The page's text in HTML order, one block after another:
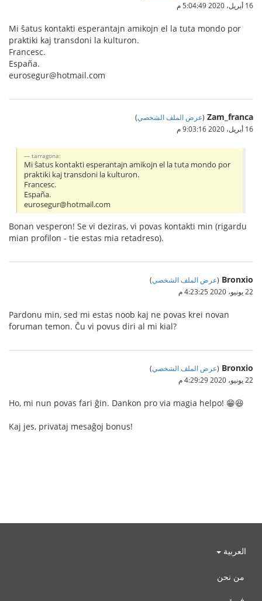
16 أبريل، 2020 5:04:49 م
Mi ŝatus kontakti esperantajn amikojn el la tuta mondo por
praktiki kaj transdoni la kulturon.
Francesc.
España.
eurosegur@hotmail.com
Zam_franca
(عرض الملف الشخصي)
16 أبريل، 2020 9:03:16 م
tarragona:
Mi ŝatus kontakti esperantajn amikojn el la tuta mondo por
praktiki kaj transdoni la kulturon.
Francesc.
España.
eurosegur@hotmail.com
Bonan vesperon! Se vi deziras, vi povas kontakti min (rigardu
mian profilon - tie estas mia retadreso).
Bronxio
(عرض الملف الشخصي)
22 يونيو، 2020 4:23:25 م
Pardonu min, sed mi estas noob kaj ne povas krei novan
foruman temon. Ĉu vi povus diri al mi kial?
Bronxio
(عرض الملف الشخصي)
22 يونيو، 2020 4:29:29 م
Ho, mi nun povas fari ĝin. Dankon pro via magia helpo! 😁😆
Kaj jes, privataj mesaĝoj bonus!
العربية
من نحن